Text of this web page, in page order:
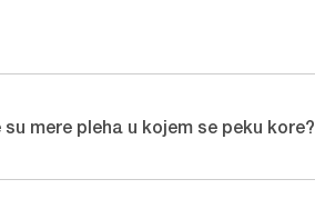
su mere pleha u kojem se peku kore?